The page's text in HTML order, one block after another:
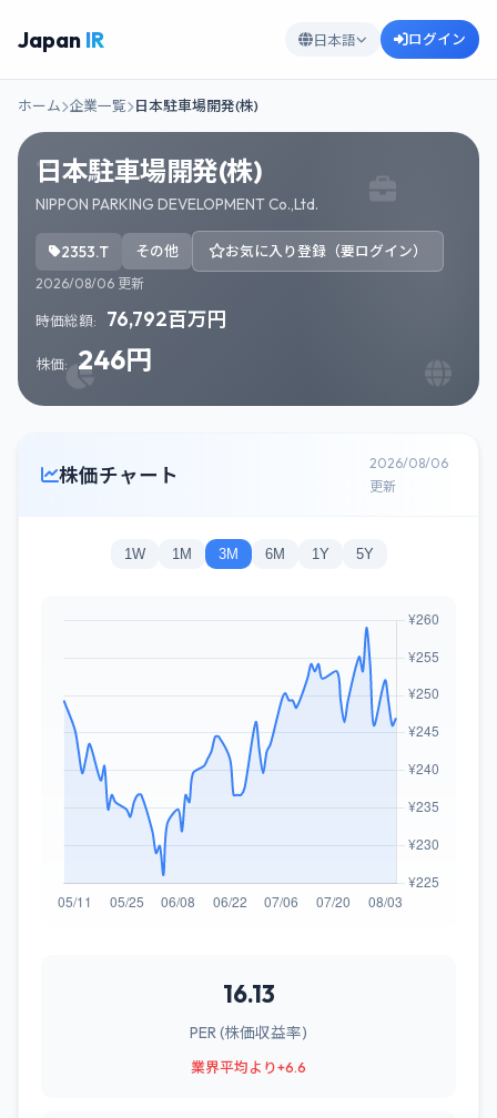
Japan IR 日本語 ログイン
ホーム 企業一覧 日本駐車場開発(株)
日本駐車場開発(株)
NIPPON PARKING DEVELOPMENT Co.,Ltd.
2353.T その他 お気に入り登録（要ログイン）
2026/08/06 更新
時価総額: 76,792百万円
株価: 246円
株価チャート
2026/08/06
更新
1W 1M 3M 6M 1Y 5Y
16.13
PER (株価収益率)
業界平均より+6.6